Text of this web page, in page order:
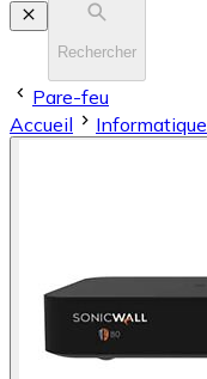
Rechercher
Pare-feu
Accueil
Informatique